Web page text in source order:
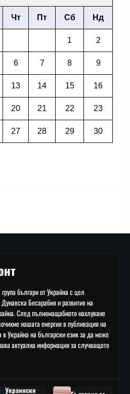
Чт Пт Сб Нд
1 2
6 7 8 9
13 14 15 16
20 21 22 23
27 28 29 30
българи от Украйна с цел
Бесарабия и развитие на
След пълномащабното нахлуване
нашата енергия в публикация на
Украйна на български език за да може
актуална информация за случващото
Украински